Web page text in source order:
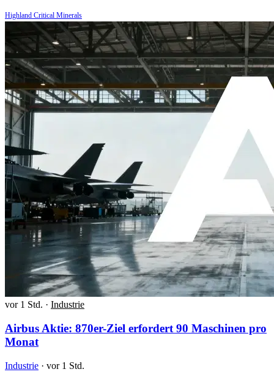
Highland Critical Minerals
vor 1 Std. · Industrie
Airbus Aktie: 870er-Ziel erfordert 90 Maschinen pro
Monat
Industrie · vor 1 Std.